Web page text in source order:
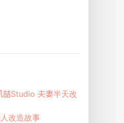
喆Studio 夫妻半天改
改造故事